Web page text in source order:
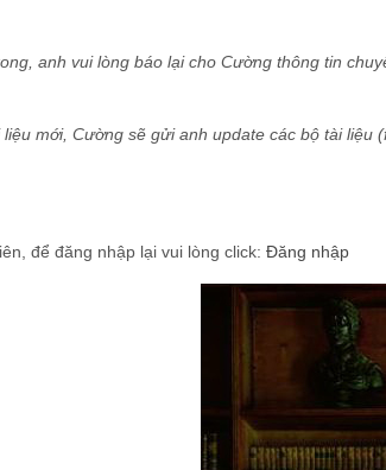
anh vui lòng báo lại cho Cường thông tin
mới, Cường sẽ gửi anh update các bộ tài
để đăng nhập lại vui lòng click: Đăng nhập